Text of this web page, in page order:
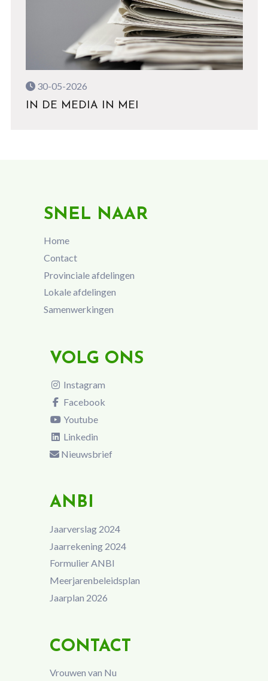
30-05-2026
IN DE MEDIA IN MEI
SNEL NAAR
Home
Contact
Provinciale afdelingen
Lokale afdelingen
Samenwerkingen
VOLG ONS
Instagram
Facebook
Youtube
Linkedin
Nieuwsbrief
ANBI
Jaarverslag 2024
Jaarrekening 2024
Formulier ANBI
Meerjarenbeleidsplan
Jaarplan 2026
CONTACT
Vrouwen van Nu